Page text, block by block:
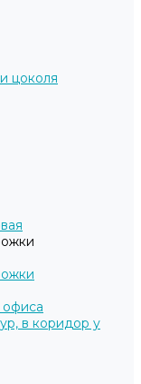
цоколя
офиса
в коридор у